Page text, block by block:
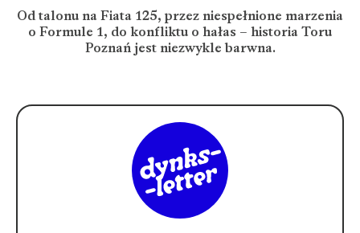
Od talonu na Fiata 125, przez niespełnione marzenia
o Formule 1, do konfliktu o hałas – historia Toru
Poznań jest niezwykle barwna.